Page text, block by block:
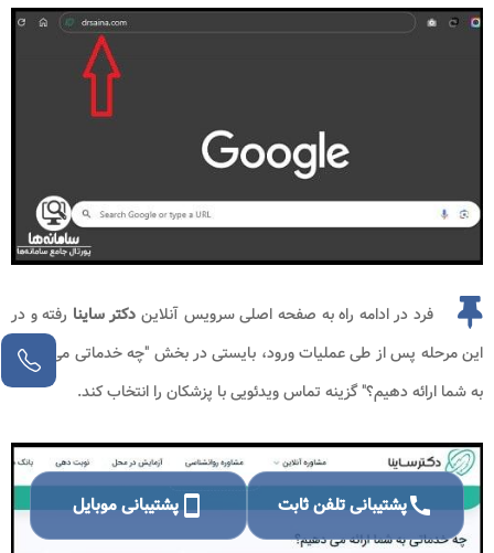
فرد در ادامه راه به صفحه اصلی سرویس آنلایندکتر ساینا رفته و در
این مرحله پس از طی عملیات ورود، بایستی در بخش "چه خدماتی می توانیم
به شما ارائه دهیم؟" گزینه تماس ویدئویی با پزشکان را انتخاب کند.
callپشتیبانی تلفن ثابت smartphoneپشتیبانی موبایل